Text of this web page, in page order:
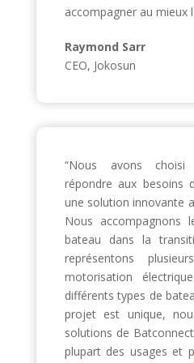
accompagner au mieux
Raymond Sarr
CEO, Jokosun
“Nous avons
répondre aux besoins
une solution innovante
Nous accompagnons
bateau dans la
représentons
motorisation
différents types de
projet est unique,
solutions de
plupart des usages et